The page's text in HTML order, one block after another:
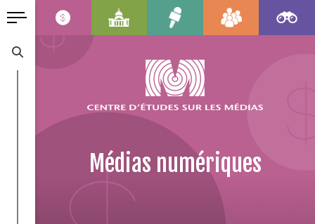
Médias numériques